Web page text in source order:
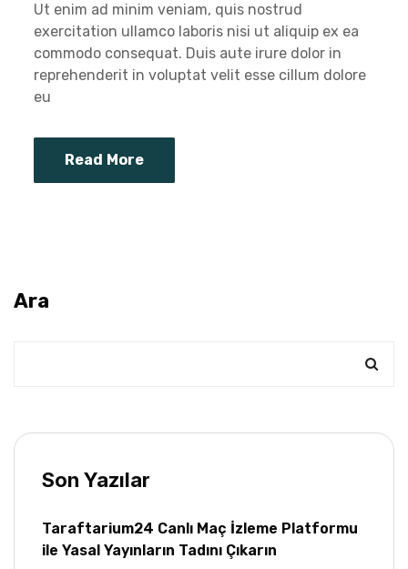
Ut enim ad minim veniam, quis nostrud
exercitation ullamco laboris nisi ut aliquip ex ea
commodo consequat. Duis aute irure dolor in
reprehenderit in voluptat velit esse cillum dolore
eu
Read More
Ara
Son Yazılar
Taraftarium24 Canlı Maç İzleme Platformu
ile Yasal Yayınların Tadını Çıkarın